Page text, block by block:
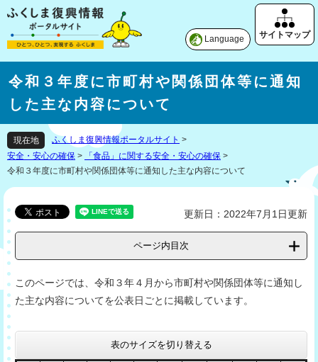
Language
令和３年度に市町村や関係団体等に通知
した主な内容について
現在地 ふくしま復興情報ポータルサイト >
安全・安心の確保 > 「食品」に関する安全・安心の確保 >
令和３年度に市町村や関係団体等に通知した主な内容について
更新日：2022年7月1日更新
ページ内目次
このページでは、令和３年４月から市町村や関係団体等に通知し
た主な内容についてを公表日ごとに掲載しています。
表のサイズを切り替える